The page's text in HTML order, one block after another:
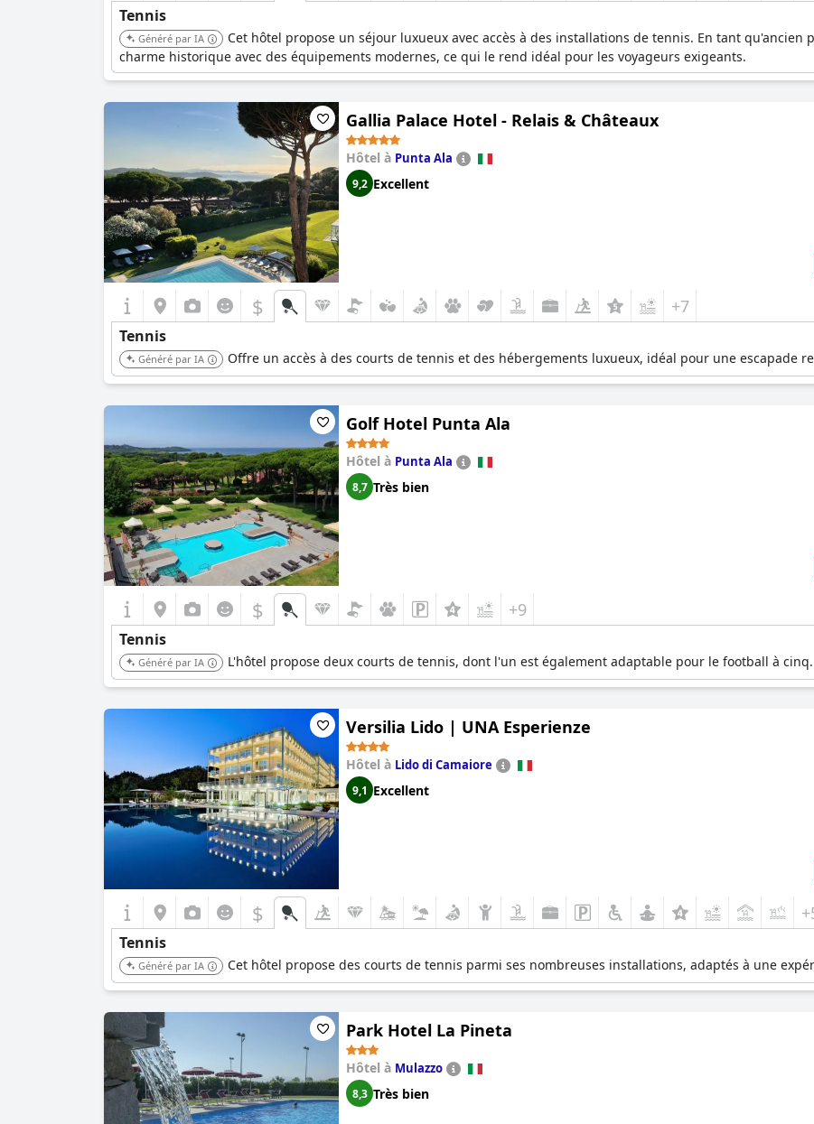
Tennis
Généré par IA
Cet hôtel propose un séjour luxueux avec accès à des installations de tennis. En tant qu'ancien
charme historique avec des équipements modernes, ce qui le rend idéal pour les voyageurs exigeants.
Gallia Palace Hotel - Relais & Châteaux
Hôtel à Punta Ala
9,2 Excellent
$ +7
Tennis
Généré par IA Offre un accès à des courts de tennis et des hébergements luxueux, idéal pour une escapade
Golf Hotel Punta Ala
Hôtel à Punta Ala
8,7 Très bien
$ +9
Tennis
Généré par IA L'hôtel propose deux courts de tennis, dont l'un est également adaptable pour le football à
Versilia Lido | UNA Esperienze
Hôtel à Lido di Camaiore
9,1 Excellent
$
Tennis
Généré par IA Cet hôtel propose des courts de tennis parmi ses nombreuses installations, adaptés à une
Park Hotel La Pineta
Hôtel à Mulazzo
8,3 Très bien